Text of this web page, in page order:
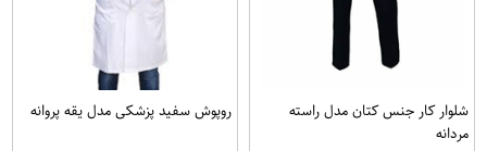
شلوار کار جنس کتان مدل راسته
مردانه
روپوش سفید پزشکی مدل یقه پروانه